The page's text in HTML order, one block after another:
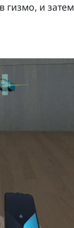
гизмо, и затем